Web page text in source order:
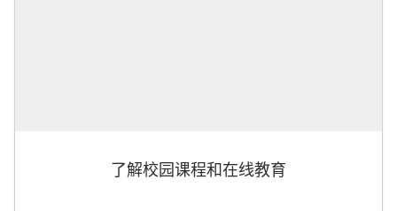
了解校园课程和在线教育